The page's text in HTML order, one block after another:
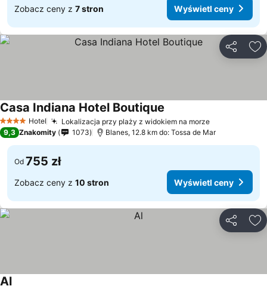
Zobacz ceny z 7 stron Wyświetl ceny
4 KategoriaHotel Lokalizacja przy plaży z widokiem na morze
Casa Indiana Hotel Boutique
9,3 Znakomity 1073 Blanes, 12.8 km do: Tossa de Mar
Od 755 zł
Zobacz ceny z 10 stron Wyświetl ceny
Al